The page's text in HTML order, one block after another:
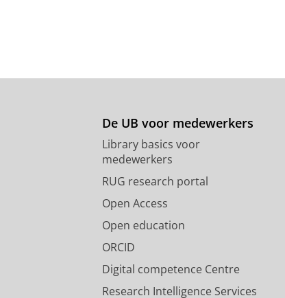
De UB voor medewerkers
Library basics voor
medewerkers
RUG research portal
Open Access
Open education
ORCID
Digital competence Centre
Research Intelligence Services